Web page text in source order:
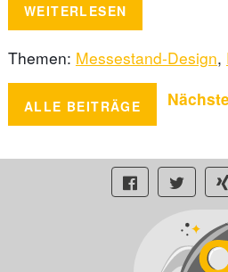
WEITERLESEN
Themen: Messestand-Design,
ALLE BEITRÄGE